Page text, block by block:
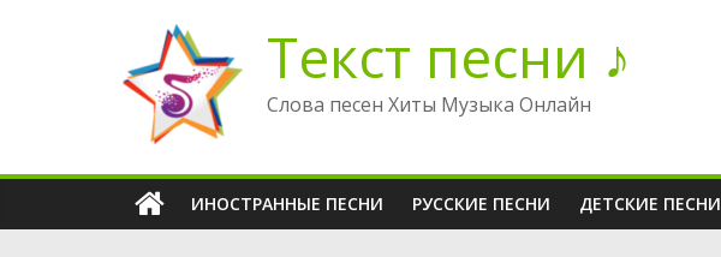
содержимому
Текст песни ♪
Слова песен Хиты Музыка Онлайн
ИНОСТРАННЫЕ ПЕСНИ РУССКИЕ ПЕСНИ ДЕТСКИЕ ПЕСНИ